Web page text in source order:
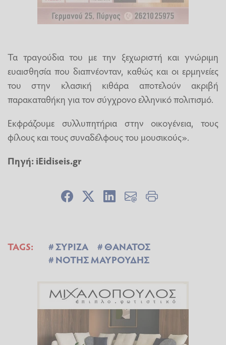
Τα τραγούδια του με την ξεχωριστή και γνώριμη
ευαισθησία που διαπνέονταν, καθώς και οι ερμηνείες
του στην κλασική κιθάρα αποτελούν ακριβή
παρακαταθήκη για τον σύγχρονο ελληνικό πολιτισμό.
Εκφράζουμε συλλυπητήρια στην οικογένεια, τους
φίλους και τους συναδέλφους του μουσικούς».
Πηγή: iEidiseis.gr
TAGS: ΣΥΡΙΖΑ
ΘΑΝΑΤΟΣ
ΝΟΤΗΣ ΜΑΥΡΟΥΔΗΣ